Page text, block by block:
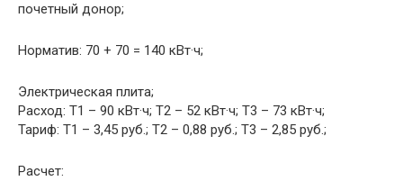
почетный донор;
Норматив: 70 + 70 = 140 кВт·ч;
Электрическая плита;
Расход: Т1 – 90 кВт·ч; Т2 – 52 кВт·ч; Т3 – 73 кВт·ч;
Тариф: Т1 – 3,45 руб.; Т2 – 0,88 руб.; Т3 – 2,85 руб.;
Расчет: